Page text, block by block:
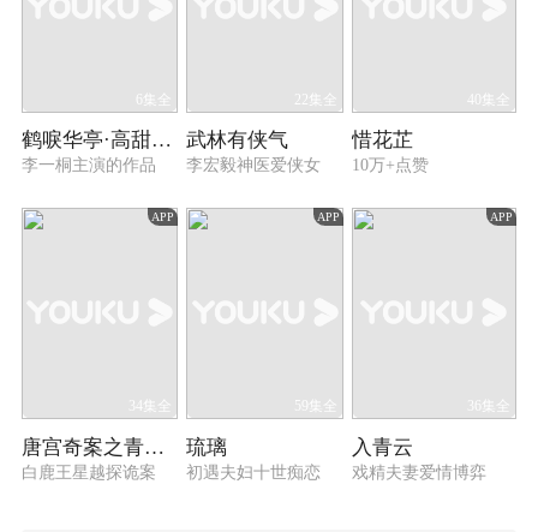
6集全
鹤唳华亭·高甜番外
李一桐主演的作品
22集全
武林有侠气
李宏毅神医爱侠女
40集全
惜花芷
10万+点赞
APP
34集全
唐宫奇案之青雾风鸣
白鹿王星越探诡案
APP
59集全
琉璃
初遇夫妇十世痴恋
APP
36集全
入青云
戏精夫妻爱情博弈